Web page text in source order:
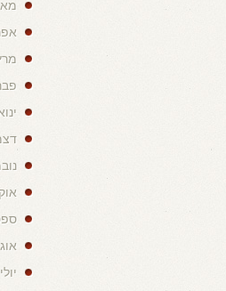
מאי
מרץ
ינואר
יולי 2024